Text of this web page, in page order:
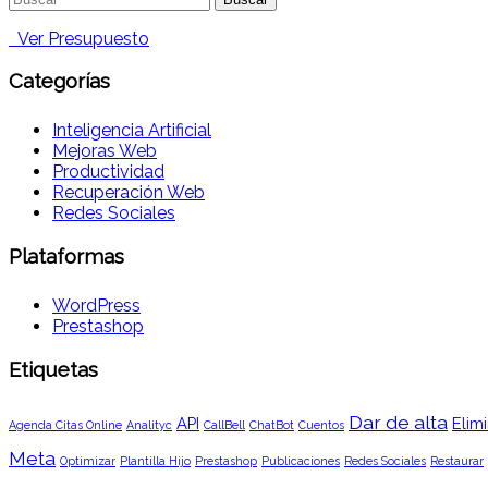
Ver Presupuesto
Categorías
Inteligencia Artificial
Mejoras Web
Productividad
Recuperación Web
Redes Sociales
Plataformas
WordPress
Prestashop
Etiquetas
Agenda Citas Online Analityc API CallBell ChatBot Cuentos Dar de alta
Meta Optimizar Plantilla Hijo Prestashop Publicaciones Redes Sociales Restaurar